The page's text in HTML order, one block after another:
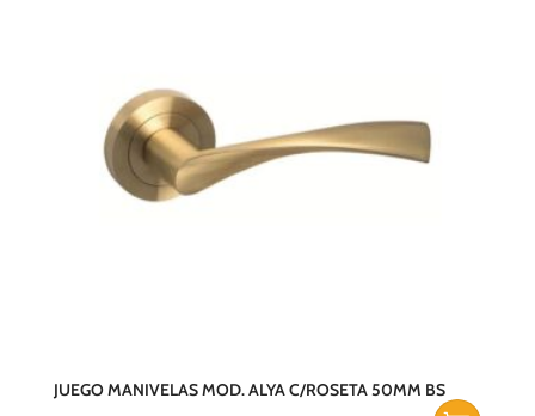
JUEGO MANIVELAS MOD. ALYA C/ROSETA 50MM BS